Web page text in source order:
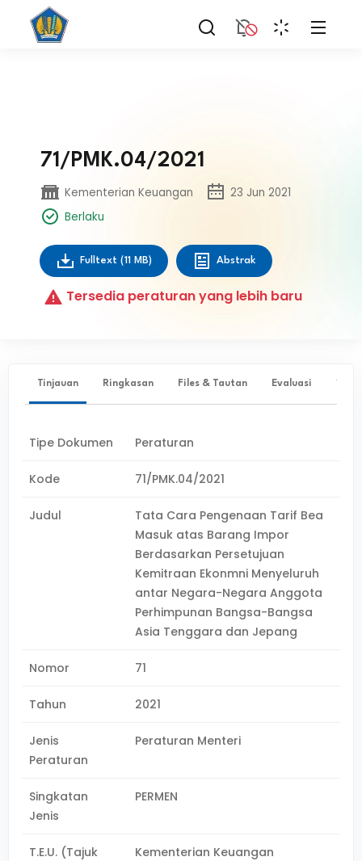
71/PMK.04/2021
Kementerian Keuangan
23 Jun 2021
Berlaku
Fulltext (11 MB) Abstrak
Tersedia peraturan yang lebih baru
Tinjauan Ringkasan Files & Tautan Evaluasi ✨
Tipe Dokumen Peraturan
Kode 71/PMK.04/2021
Judul
Tata Cara Pengenaan Tarif Bea
Masuk atas Barang Impor
Berdasarkan Persetujuan
Kemitraan Ekonmni Menyeluruh
antar Negara-Negara Anggota
Perhimpunan Bangsa-Bangsa
Asia Tenggara dan Jepang
Nomor 71
Tahun 2021
Jenis
Peraturan
Peraturan Menteri
Singkatan
Jenis
PERMEN
T.E.U. (Tajuk
Kementerian Keuangan